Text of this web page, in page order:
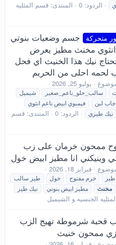
الردود: 0 المنتدى: قسم المثليه
متحركة
جسم وضعيات بنوتي
مخنث مطيز يعرض
نيك هذا الخنيث اي فحل
لحمه احلى من الحريم
يوليو 25, 2026
سالب_حلو_ناعم_صغير
شيميل
لبن فيمبوي ابيض ناعم انثوي
نيك طيزي الردود: 0 المنتدى: قسم
ممحون خرمان على زب
انا مطيز ابيض خول
فبراير 18, 2026
خرم مفتوح خول
طيز سالب
مخنث مطيز ابيض بنوتي نيك طيز
الجنسيه و الشيميل
قحبة شرموطة تهيج الزب
ممحون خنيث